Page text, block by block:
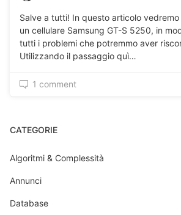
Salve a tutti! In questo articolo
un cellulare Samsung GT-S 5250, in
tutti i problemi che potremmo aver
Utilizzando il passaggio quì…
1 comment
CATEGORIE
Algoritmi & Complessità
Annunci
Database